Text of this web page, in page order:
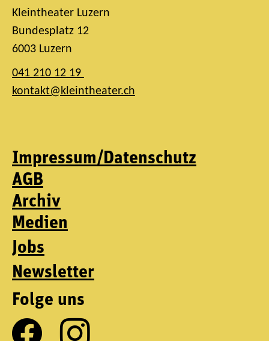
Kleintheater Luzern
Bundesplatz 12
6003 Luzern
041 210 12 19
kontakt@kleintheater.ch
Impressum/Datenschutz
AGB
Archiv
Medien
Jobs
Newsletter
Folge uns